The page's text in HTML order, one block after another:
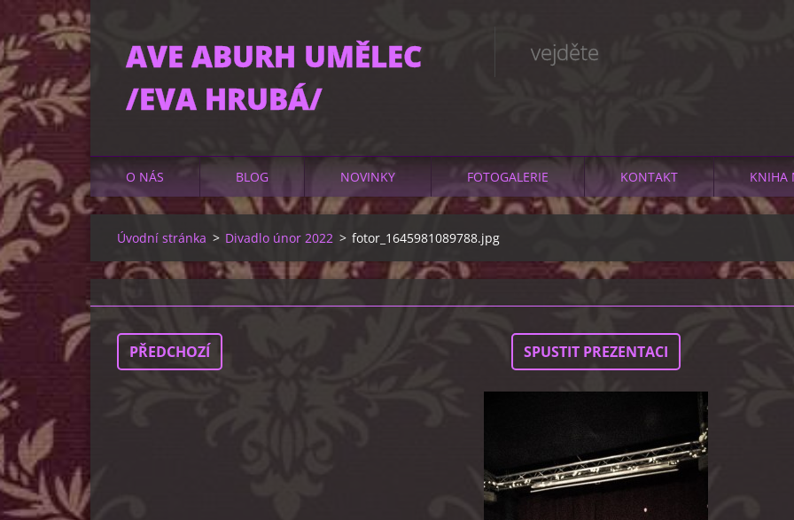
AVE ABURH UMĚLEC
/EVA HRUBÁ/
vejděte
O NÁS BLOG NOVINKY FOTOGALERIE KONTAKT KNIHA
Úvodní stránka > Divadlo únor 2022 > fotor_1645981089788.jpg
PŘEDCHOZÍ SPUSTIT PREZENTACI